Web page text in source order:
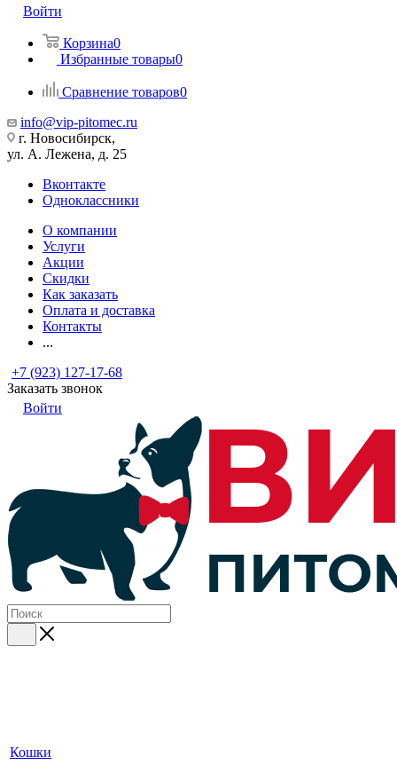
Войти
Корзина0
Избранные товары0
Сравнение товаров0
info@vip-pitomec.ru
г. Новосибирск,
ул. А. Лежена, д. 25
Вконтакте
Одноклассники
О компании
Услуги
Акции
Скидки
Как заказать
Оплата и доставка
Контакты
...
+7 (923) 127-17-68
Заказать звонок
Войти
Кошки